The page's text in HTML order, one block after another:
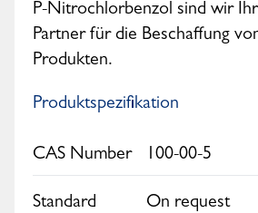
P-Nitrochlorbenzol sind wir
Partner für die Beschaffung
Produkten.
Produktspezifikation
CAS Number 100-00-5
Standard
On request